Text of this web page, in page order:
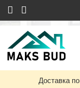
Доставка по